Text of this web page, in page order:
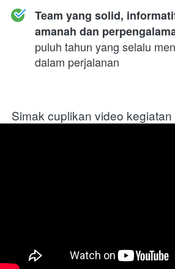
Team yang solid,
amanah dan
puluh tahun yang selalu
dalam perjalanan
Simak cuplikan video